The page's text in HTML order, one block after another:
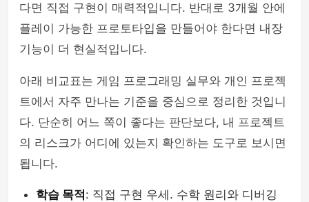
다면 직접 구현이 매력적입니다. 반대로 3개월 안에
플레이 가능한 프로토타입을 만들어야 한다면 내장
기능이 더 현실적입니다.
아래 비교표는 게임 프로그래밍 실무와 개인 프로젝
트에서 자주 만나는 기준을 중심으로 정리한 것입니
다. 단순히 어느 쪽이 좋다는 판단보다, 내 프로젝트
의 리스크가 어디에 있는지 확인하는 도구로 보시면
됩니다.
학습 목적: 직접 구현 우세. 수학 원리와 디버깅